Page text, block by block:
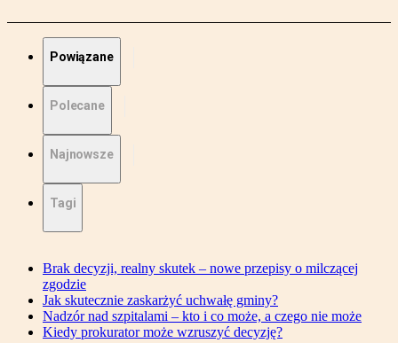
Powiązane
Polecane
Najnowsze
Tagi
Brak decyzji, realny skutek – nowe przepisy o milczącej
zgodzie
Jak skutecznie zaskarżyć uchwałę gminy?
Nadzór nad szpitalami – kto i co może, a czego nie może
Kiedy prokurator może wzruszyć decyzję?